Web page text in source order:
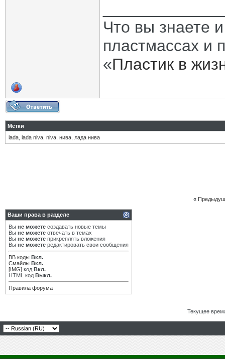
Что вы знаете
пластмассах и
«Пластик в
Метки
lada lada niva niva нива лада нива
«
Ваши права в разделе
Вы не можете создавать новые темы
Вы не можете отвечать в темах
Вы не можете прикреплять вложения
Вы не можете редактировать свои сообщения
BB коды Вкл.
Смайлы Вкл.
[IMG] код Вкл.
HTML код Выкл.
Правила форума
Текущее